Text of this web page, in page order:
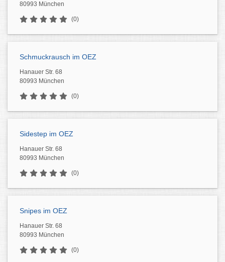
80993 München
(0)
Schmuckrausch im OEZ
Hanauer Str. 68
80993 München
(0)
Sidestep im OEZ
Hanauer Str. 68
80993 München
(0)
Snipes im OEZ
Hanauer Str. 68
80993 München
(0)